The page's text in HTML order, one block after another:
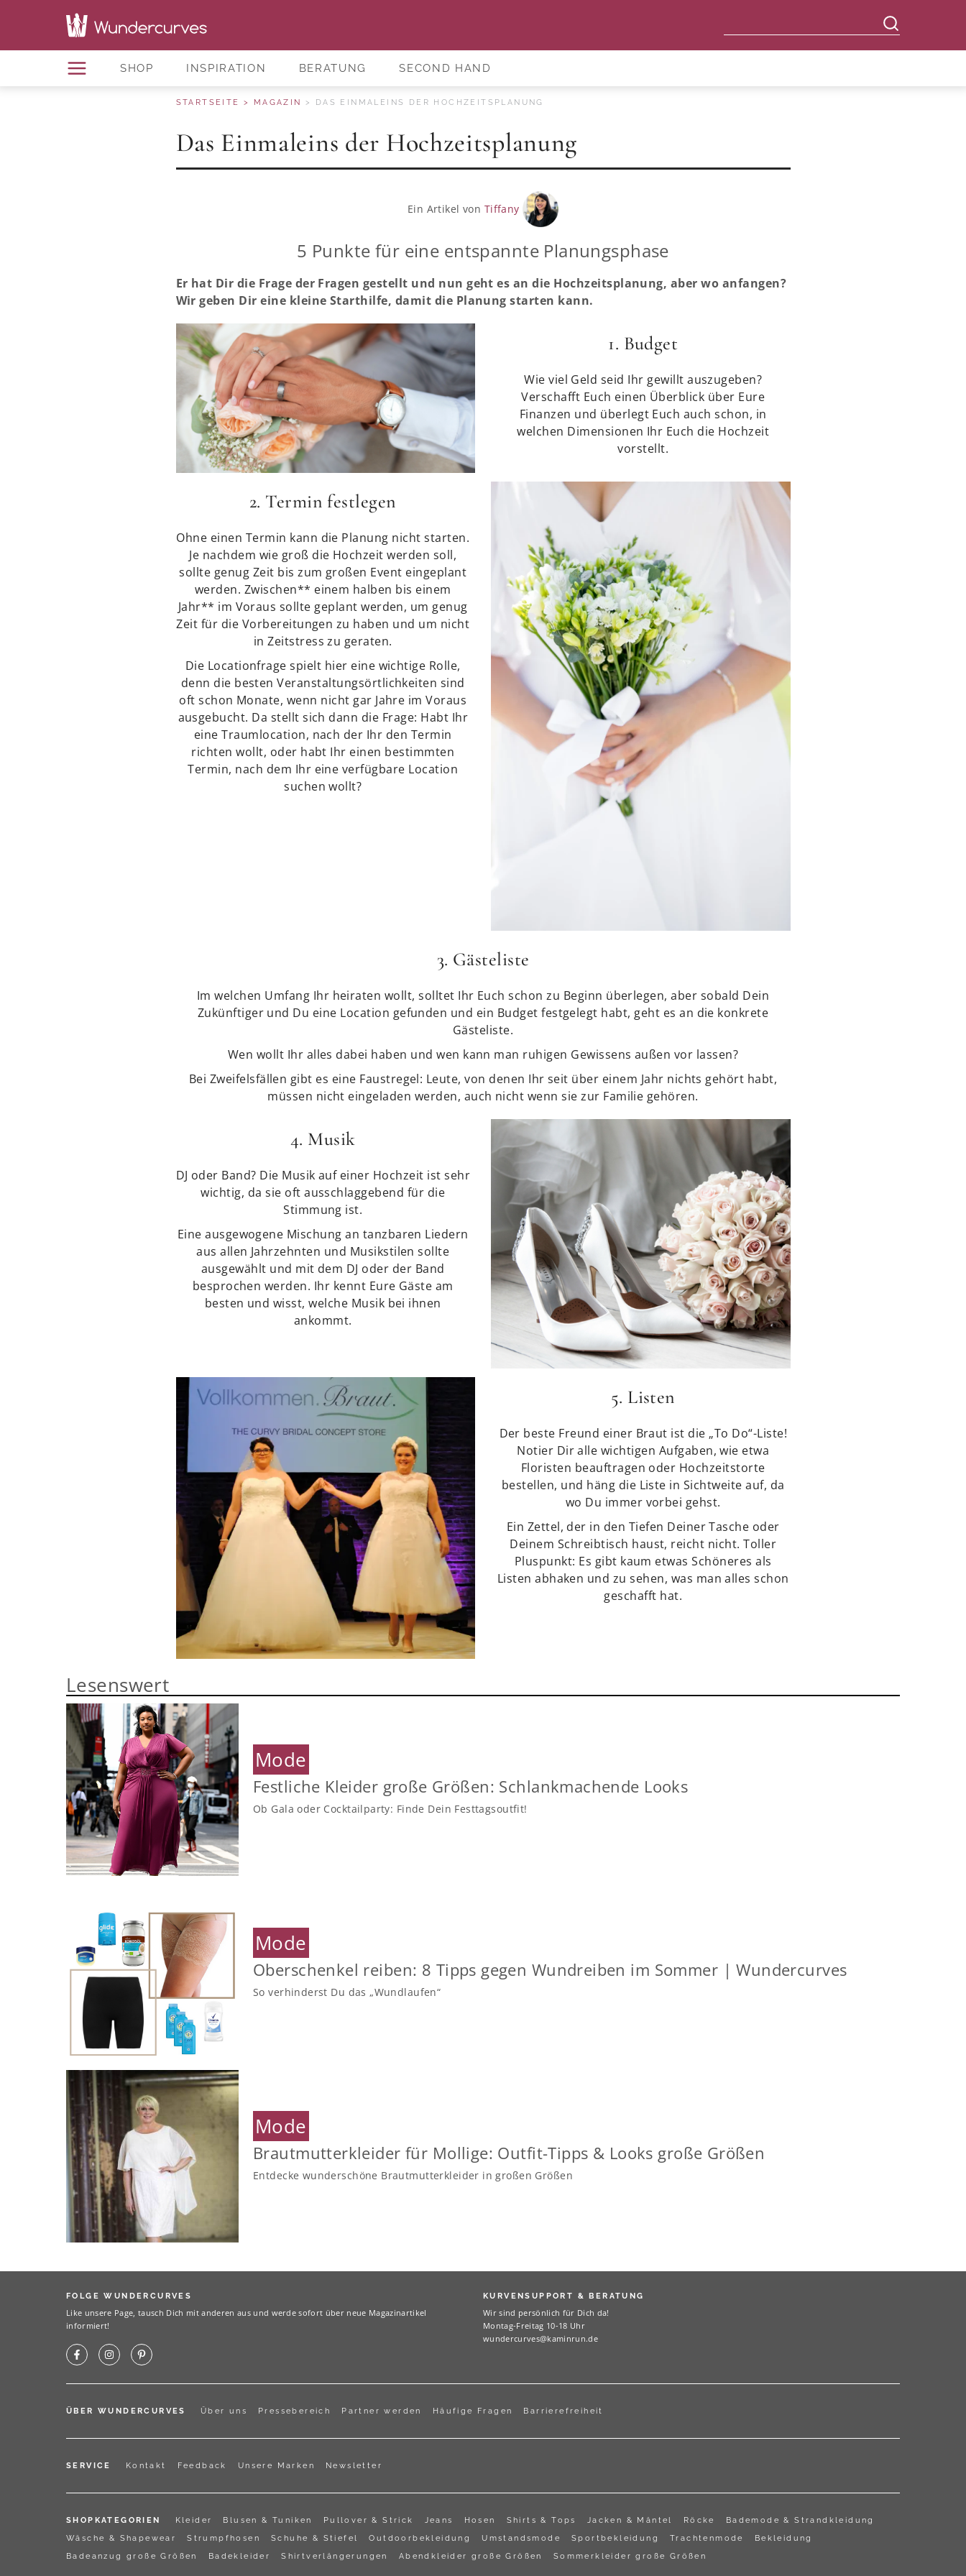
SHOP INSPIRATION BERATUNG SECOND HAND
STARTSEITE MAGAZIN DAS EINMALEINS DER HOCHZEITSPLANUNG
Das Einmaleins der Hochzeitsplanung
Ein Artikel von Tiffany
5 Punkte für eine entspannte Planungsphase
Er hat Dir die Frage der Fragen gestellt und nun geht es an die Hochzeitsplanung, aber wo anfangen?
Wir geben Dir eine kleine Starthilfe, damit die Planung starten kann.
1. Budget
Wie viel Geld seid Ihr gewillt auszugeben?
Verschafft Euch einen Überblick über Eure
Finanzen und überlegt Euch auch schon, in
welchen Dimensionen Ihr Euch die Hochzeit
vorstellt.
2. Termin festlegen
Ohne einen Termin kann die Planung nicht starten.
Je nachdem wie groß die Hochzeit werden soll,
sollte genug Zeit bis zum großen Event eingeplant
werden. Zwischen** einem halben bis einem
Jahr** im Voraus sollte geplant werden, um genug
Zeit für die Vorbereitungen zu haben und um nicht
in Zeitstress zu geraten.
Die Locationfrage spielt hier eine wichtige Rolle,
denn die besten Veranstaltungsörtlichkeiten sind
oft schon Monate, wenn nicht gar Jahre im Voraus
ausgebucht. Da stellt sich dann die Frage: Habt Ihr
eine Traumlocation, nach der Ihr den Termin
richten wollt, oder habt Ihr einen bestimmten
Termin, nach dem Ihr eine verfügbare Location
suchen wollt?
3. Gästeliste
Im welchen Umfang Ihr heiraten wollt, solltet Ihr Euch schon zu Beginn überlegen, aber sobald Dein
Zukünftiger und Du eine Location gefunden und ein Budget festgelegt habt, geht es an die konkrete
Gästeliste.
Wen wollt Ihr alles dabei haben und wen kann man ruhigen Gewissens außen vor lassen?
Bei Zweifelsfällen gibt es eine Faustregel: Leute, von denen Ihr seit über einem Jahr nichts gehört habt,
müssen nicht eingeladen werden, auch nicht wenn sie zur Familie gehören.
4. Musik
DJ oder Band? Die Musik auf einer Hochzeit ist sehr
wichtig, da sie oft ausschlaggebend für die
Stimmung ist.
Eine ausgewogene Mischung an tanzbaren Liedern
aus allen Jahrzehnten und Musikstilen sollte
ausgewählt und mit dem DJ oder der Band
besprochen werden. Ihr kennt Eure Gäste am
besten und wisst, welche Musik bei ihnen
ankommt.
5. Listen
Der beste Freund einer Braut ist die „To Do“-Liste!
Notier Dir alle wichtigen Aufgaben, wie etwa
Floristen beauftragen oder Hochzeitstorte
bestellen, und häng die Liste in Sichtweite auf, da
wo Du immer vorbei gehst.
Ein Zettel, der in den Tiefen Deiner Tasche oder
Deinem Schreibtisch haust, reicht nicht. Toller
Pluspunkt: Es gibt kaum etwas Schöneres als
Listen abhaken und zu sehen, was man alles schon
geschafft hat.
Lesenswert
Mode
Festliche Kleider große Größen: Schlankmachende Looks
Ob Gala oder Cocktailparty: Finde Dein Festtagsoutfit!
Mode
Oberschenkel reiben: 8 Tipps gegen Wundreiben im Sommer | Wundercurves
So verhinderst Du das „Wundlaufen“
Mode
Brautmutterkleider für Mollige: Outfit-Tipps & Looks große Größen
Entdecke wunderschöne Brautmutterkleider in großen Größen
FOLGE WUNDERCURVES
Like unsere Page, tausch Dich mit anderen aus und werde sofort über neue Magazinartikel
informiert!
KURVENSUPPORT & BERATUNG
Wir sind persönlich für Dich da!
Montag-Freitag 10-18 Uhr
wundercurves@kaminrun.de
ÜBER WUNDERCURVES Über uns Pressebereich Partner werden Häufige Fragen Barrierefreiheit
SERVICE Kontakt Feedback Unsere Marken Newsletter
SHOPKATEGORIEN Kleider Blusen & Tuniken Pullover & Strick Jeans Hosen Shirts & Tops Jacken & Mäntel Röcke
Bademode & Strandkleidung
Wäsche & Shapewear
Strumpfhosen Schuhe & Stiefel Outdoorbekleidung Umstandsmode Sportbekleidung Trachtenmode
Bekleidung
Badeanzug große Größen
Badekleider Shirtverlängerungen Abendkleider große Größen Sommerkleider große Größen